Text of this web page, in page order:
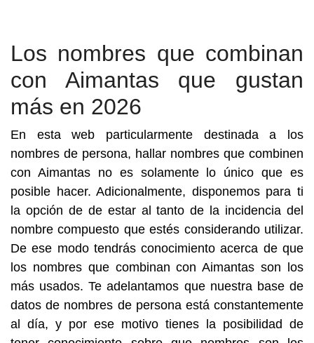
Los nombres que combinan
con Aimantas que gustan
más en 2026
En esta web particularmente destinada a los
nombres de persona, hallar nombres que combinen
con Aimantas no es solamente lo único que es
posible hacer. Adicionalmente, disponemos para ti
la opción de de estar al tanto de la incidencia del
nombre compuesto que estés considerando utilizar.
De ese modo tendrás conocimiento acerca de que
los nombres que combinan con Aimantas son los
más usados. Te adelantamos que nuestra base de
datos de nombres de persona está constantemente
al día, y por ese motivo tienes la posibilidad de